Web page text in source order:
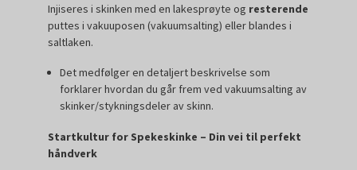
Injiseres i skinken med en lakesprøyte og resterende
puttes i vakuuposen (vakuumsalting) eller blandes i
saltlaken.
Det medfølger en detaljert beskrivelse som
forklarer hvordan du går frem ved vakuumsalting av
skinker/stykningsdeler av skinn.
Startkultur for Spekeskinke – Din vei til perfekt
håndverk